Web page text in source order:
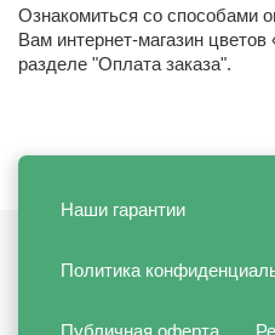
Ознакомиться со способами
Вам интернет-магазин
разделе "Оплата заказа".
Наши гарантии
Политика
Публичная оферта